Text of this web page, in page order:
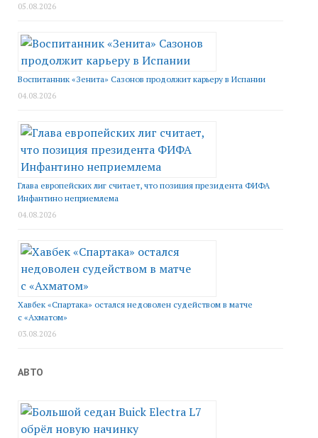
05.08.2026
Воспитанник «Зенита» Сазонов продолжит карьеру в Испании
04.08.2026
Глава европейских лиг считает, что позиция президента ФИФА
Инфантино неприемлема
04.08.2026
Хавбек «Спартака» остался недоволен судейством в матче
с «Ахматом»
03.08.2026
АВТО